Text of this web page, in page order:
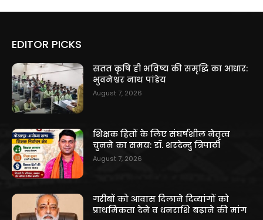
EDITOR PICKS
सतत कृषि ही भविष्य की समृद्धि का आधार:
भुवनेश्वर नाथ पांडेय
August 7, 2026
शिक्षक हितों के लिए संघर्षशील नेतृत्व
चुनने का समय: डॉ. शरदेन्दु त्रिपाठी
August 7, 2026
गरीबों को आवास दिलाने दिव्यांगों को
प्राथमिकता देने व धनराशि बढ़ाने की मांग